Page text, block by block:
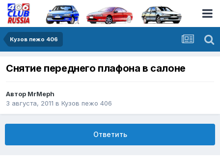
Кузов пежо 406
Снятие переднего плафона в салоне
Автор MrMeph
3 августа, 2011 в Кузов пежо 406
Ответить